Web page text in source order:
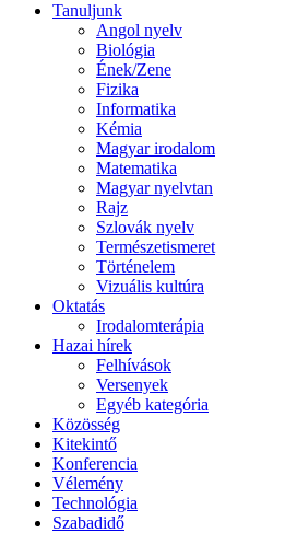
Tanuljunk
Angol nyelv
Biológia
Ének/Zene
Fizika
Informatika
Kémia
Magyar irodalom
Matematika
Magyar nyelvtan
Rajz
Szlovák nyelv
Természetismeret
Történelem
Vizuális kultúra
Oktatás
Irodalomterápia
Hazai hírek
Felhívások
Versenyek
Egyéb kategória
Közösség
Kitekintő
Konferencia
Vélemény
Technológia
Szabadidő